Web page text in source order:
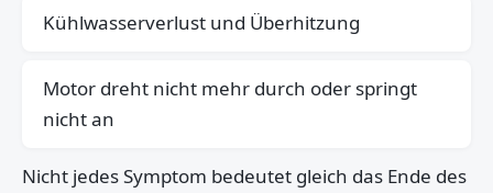
Kühlwasserverlust und Überhitzung
Motor dreht nicht mehr durch oder springt
nicht an
Nicht jedes Symptom bedeutet gleich das Ende des